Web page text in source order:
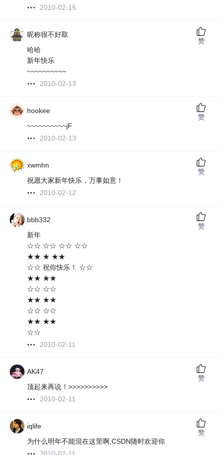
2010-02-15
昵称很不好取
哈哈
新年快乐
~~~~~~~~~~
2010-02-13
赞
hookee
~~~~~~~~~~jF
2010-02-13
赞
xwmhn
祝愿大家新年快乐，万事如意！
2010-02-12
赞
bbb332
新年
☆☆ ☆☆ ☆☆ ☆☆
★★ ★ ★★
☆☆ 祝你快乐！ ☆☆
★★ ★★
☆☆ ☆☆
★★ ★★
☆☆ ☆☆
★★ ★★
☆☆
2010-02-11
赞
AK47
顶起来再说！>>>>>>>>>>
2010-02-11
赞
iqlife
为什么明年不能混在这里啊,CSDN随时欢迎你
赞